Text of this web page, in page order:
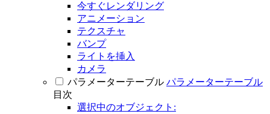
今すぐレンダリング
アニメーション
テクスチャ
バンプ
ライトを挿入
カメラ
パラメーターテーブル パラメーターテーブル
目次
選択中のオブジェクト: